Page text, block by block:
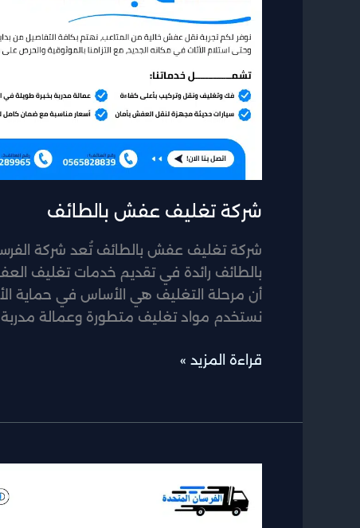
شركة تغليف عفش بالطائف
شركة تغليف عفش بالطائف تُعد شركة
بالطائف رائدة في تقديم خدمات تغليف
أن مرحلة التغليف هي الأساس في حماية
نستخدم مواد تغليف متطورة وعمالة
قراءة المزيد »
نقل
أثاث